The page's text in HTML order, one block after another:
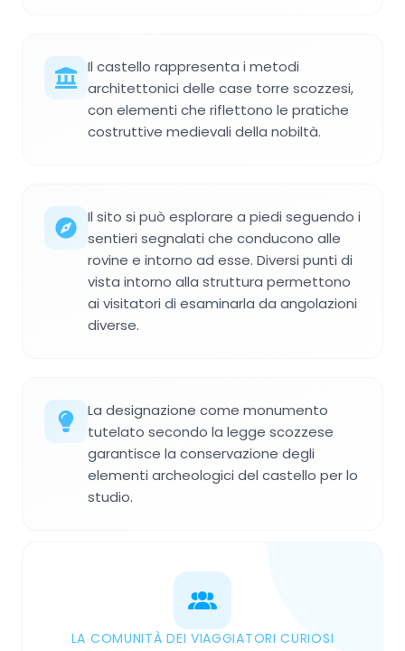
Il castello rappresenta i metodi
architettonici delle case torre scozzesi,
con elementi che riflettono le pratiche
costruttive medievali della nobiltà.
Il sito si può esplorare a piedi seguendo i
sentieri segnalati che conducono alle
rovine e intorno ad esse. Diversi punti di
vista intorno alla struttura permettono
ai visitatori di esaminarla da angolazioni
diverse.
La designazione come monumento
tutelato secondo la legge scozzese
garantisce la conservazione degli
elementi archeologici del castello per lo
studio.
LA COMUNITÀ DEI VIAGGIATORI CURIOSI